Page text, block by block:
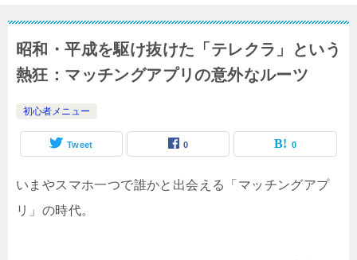
昭和・平成を駆け抜けた「テレクラ」という
熱狂：マッチングアプリの意外なルーツ
初心者メニュー
Tweet 0 0
いまやスマホ一つで誰かと出会える「マッチングアプ
リ」の時代。